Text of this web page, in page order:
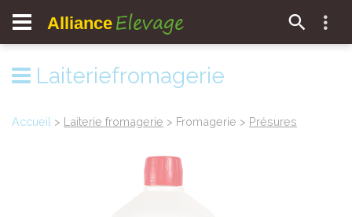
Alliance Elevage
Laiteriefromagerie
Accueil > Laiterie fromagerie > Fromagerie > Présures